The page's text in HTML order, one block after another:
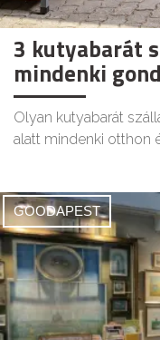
3 kutyabarát
mindenki
Olyan kutyabarát
alatt mindenki otthon
GOODAPEST